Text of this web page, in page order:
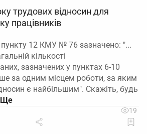
трудових відносин для
працівників
пункту 12 КМУ № 76 зазначено: "...
кількості
зазначених у пунктах 6-10
за одним місцем роботи, за яким
є найбільшим". Скажіть, будь
19